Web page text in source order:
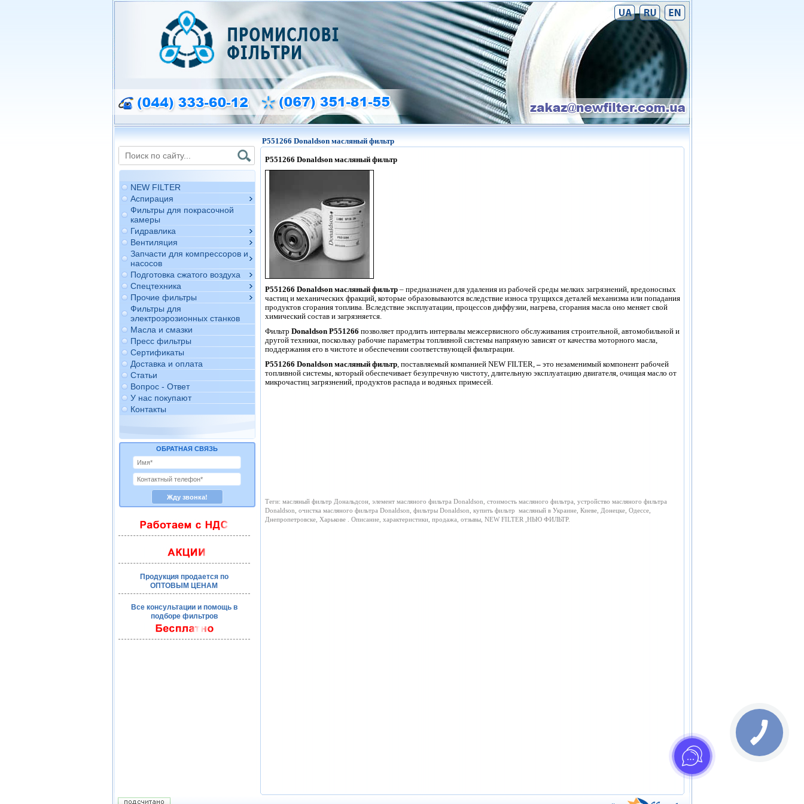
NEW FILTER
Аспирация
Фильтры для покрасочной
камеры
Гидравлика
Вентиляция
Запчасти для компрессоров и
насосов
Подготовка сжатого воздуха
Спецтехника
Прочие фильтры
Фильтры для
электроэрозионных станков
Масла и смазки
Пресс фильтры
Сертификаты
Доставка и оплата
Статьи
Вопрос - Ответ
У нас покупают
Контакты
ОБРАТНАЯ СВЯЗЬ
Продукция продается по
ОПТОВЫМ ЦЕНАМ
Все консультации и помощь в
подборе фильтров
P551266 Donaldson масляный фильтр
P551266 Donaldson масляный фильтр
P551266 Donaldson масляный фильтр – предназначен для удаления из рабочей среды мелких загрязнений, вредоносных
частиц и механических фракций, которые образовываются вследствие износа трущихся деталей механизма или попадания
продуктов сгорания топлива. Вследствие эксплуатации, процессов диффузии, нагрева, сгорания масла оно меняет свой
химический состав и загрязняется.
Фильтр Donaldson P551266 позволяет продлить интервалы межсервисного обслуживания строительной, автомобильной и
другой техники, поскольку рабочие параметры топливной системы напрямую зависят от качества моторного масла,
поддержания его в чистоте и обеспечении соответствующей фильтрации.
P551266 Donaldson масляный фильтр, поставляемый компанией NEW FILTER,– это незаменимый компонент рабочей
топливной системы, который обеспечивает безупречную чистоту, длительную эксплуатацию двигателя, очищая масло от
микрочастиц загрязнений, продуктов распада и водяных примесей.
Теги: масляный фильтр Дональдсон, элемент масляного фильтра Donaldson, стоимость масляного фильтра, устройство масляного фильтра
Donaldson, очистка масляного фильтра Donaldson, фильтры Donaldson, купить фильтр
масляный в Украине, Киеве, Донецке, Одессе,
Днепропетровске, Харькове . Описание, характеристики, продажа, отзывы, NEW FILTER ,НЬЮ ФИЛЬТР.